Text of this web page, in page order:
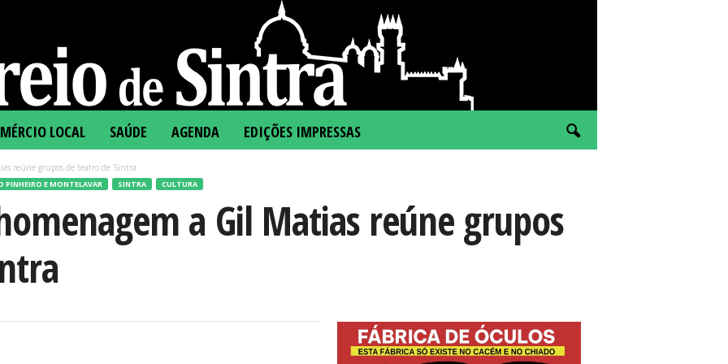
LOCAL SAÚDE AGENDA EDIÇÕES IMPRESSAS
reúne grupos de teatro de Sintra
PINHEIRO E MONTELAVAR SINTRA CULTURA
a Gil Matias reúne grupos